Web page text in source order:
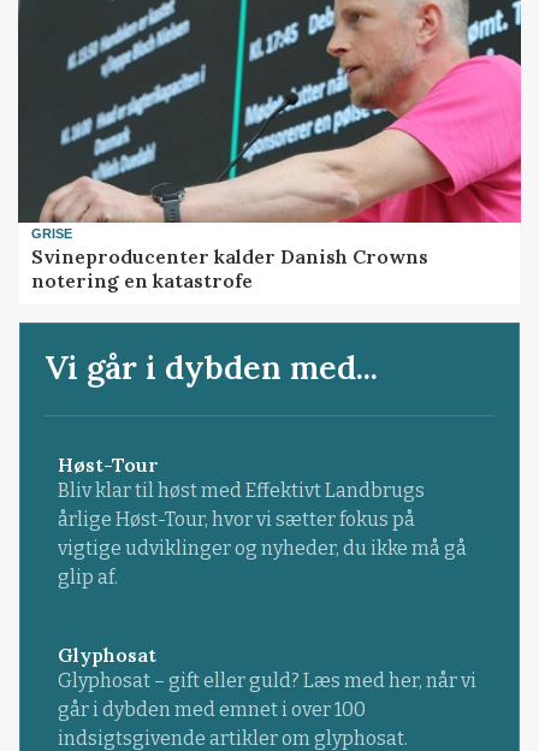
GRISE
Svineproducenter kalder Danish Crowns
notering en katastrofe
Vi går i dybden med...
Høst-Tour
Bliv klar til høst med Effektivt Landbrugs
årlige Høst-Tour, hvor vi sætter fokus på
vigtige udviklinger og nyheder, du ikke må gå
glip af.
Glyphosat
Glyphosat – gift eller guld? Læs med her, når vi
går i dybden med emnet i over 100
indsigtsgivende artikler om glyphosat.